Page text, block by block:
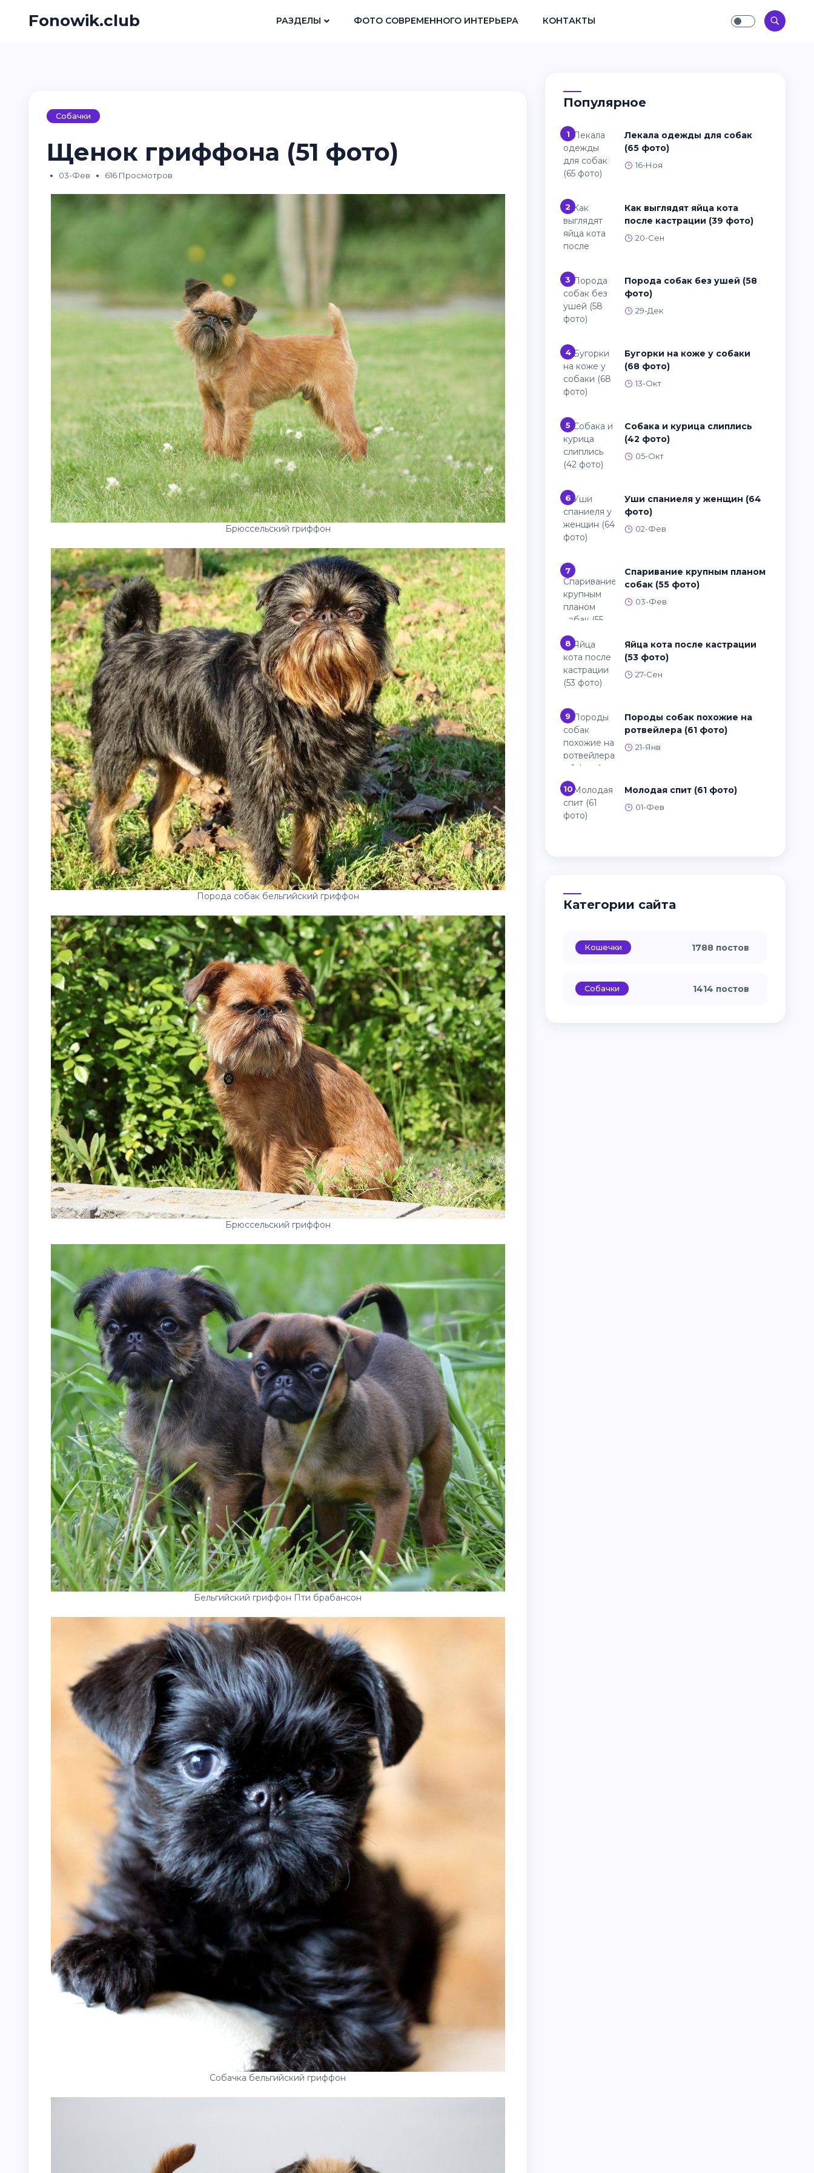
Fonowik.club РАЗДЕЛЫ ФОТО СОВРЕМЕННОГО ИНТЕРЬЕРА КОНТАКТЫ
Собачки
Щенок гриффона (51 фото)
03-Фев 616 Просмотров
Брюссельский гриффон
Порода собак бельгийский гриффон
Брюссельский гриффон
Бельгийский гриффон Пти брабансон
Собачка бельгийский гриффон
Популярное
1
Лекала одежды для собак
(65 фото)
16-Ноя
2
Как выглядят яйца кота
после кастрации (39 фото)
20-Сен
3
Порода собак без ушей (58
фото)
29-Дек
4
Бугорки на коже у собаки
(68 фото)
13-Окт
5
Собака и курица слиплись
(42 фото)
05-Окт
6
Уши спаниеля у женщин (64
фото)
02-Фев
7
Спаривание крупным планом
собак (55 фото)
03-Фев
8
Яйца кота после кастрации
(53 фото)
27-Сен
9
Породы собак похожие на
ротвейлера (61 фото)
21-Янв
10 Молодая спит (61 фото)
01-Фев
Категории сайта
Кошечки 1788 постов
Собачки 1414 постов